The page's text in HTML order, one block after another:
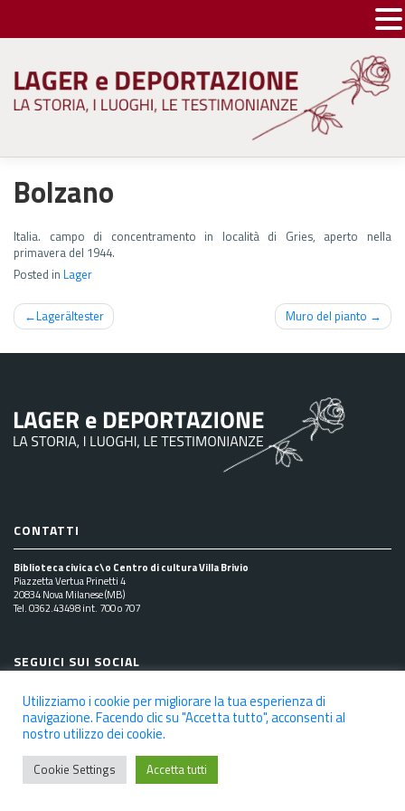
content
Bolzano
Italia. campo di concentramento in località di Gries, aperto nella
primavera del 1944.
Posted in Lager
Navigazione
articoli
Lagerältester Muro del pianto
CONTATTI
Biblioteca civica c\o Centro di cultura Villa Brivio
Piazzetta Vertua Prinetti 4
20834 Nova Milanese (MB)
Tel. 0362.43498 int. 700 o 707
SEGUICI SUI SOCIAL
DICHIARAZIONE DI ACCESSIBILITÀ
CREDITS
Utilizziamo i cookie per migliorare la tua esperienza di
navigazione. Facendo clic su "Accetta tutto", acconsenti al
nostro utilizzo dei cookie.
Cookie Settings Accetta tutti